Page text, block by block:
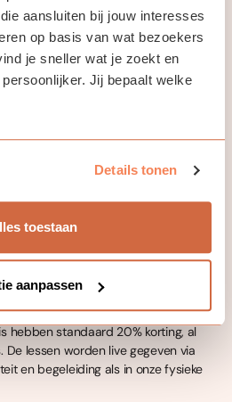
aansluiten bij jouw interesses
op basis van wat bezoekers
je sneller wat je zoekt en
Jij bepaalt welke
Details tonen
toestaan
aanpassen
taal, maar ook tot een rijke
de meest bezochte landen van
of online via Zoom. De
omgeving.
schrijven. Je leert Thais gebruiken
en culturele context.
met korting
hebben standaard 20% korting, al
lessen worden live gegeven via
en begeleiding als in onze fysieke